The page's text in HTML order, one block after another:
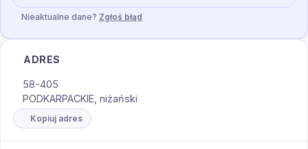
Nieaktualne dane? Zgłoś błąd
ADRES
58-405
PODKARPACKIE, niżański
Kopiuj adres